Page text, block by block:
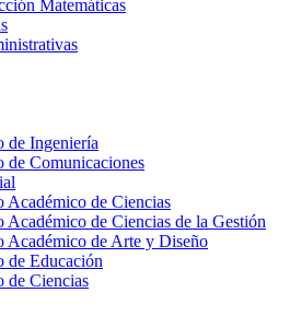
Matemáticas
de Ingeniería
de Comunicaciones
Académico de Ciencias
Académico de Ciencias de la Gestión
Académico de Arte y Diseño
de Educación
de Ciencias